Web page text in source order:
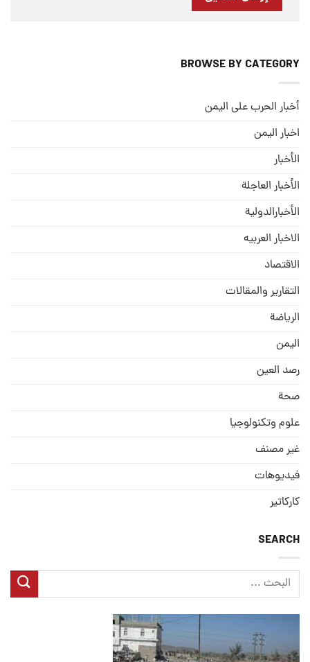
BROWSE BY CATEGORY
أخبار الحرب على اليمن
اخبار اليمن
الأخبار
الأخبار العاجلة
الأخبارالدولية
الاخبار العربيه
الاقتصاد
التقارير والمقالات
الریاضة
الیمن
رصد العین
صحة
علوم وتكنولوجيا
غير مصنف
فيديوهات
كاركاتير
SEARCH